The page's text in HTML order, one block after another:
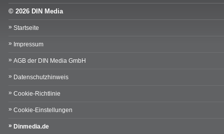
© 2026 DIN Media
Startseite
Impressum
AGB der DIN Media GmbH
Datenschutzhinweis
Cookie-Richtlinie
Cookie-Einstellungen
Dinmedia.de